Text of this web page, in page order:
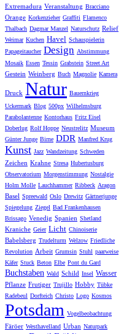
Extremadura Veranstaltung Bracciano
Orange Korkenzieher Graffiti Flamenco
Thalbach Dagmar Manzel Naturschutz Relief
Weimar Kuchen Havel Schauspielerin
Papageitaucher Design Abstimmung
Mosaik Essen Tessin Grabstein Street Art
Gestein Weinberg Buch Magnolie Kamera
Druck Natur Bauernkrieg
Uckermark Blog 500px Wilhelmsburg
Parabolantenne Kontorhaus Fritz Eisel
Doberlug Rolf Hoppe Neustrelitz Museum
Günter Junge Birne DDR Manfred Krug
Kunst Jazz Wandzeitung Schweden
Zeichen Krahne Stresa Hubertusburg
Observatorium Morgenstimmung Nostalgie
Holm Molle Lauchhammer Ribbeck Aragon
Basel Spreewald Oslo Drewitz Gärtnerjunge
Spiegelung Ziegel Bad Frankenhausen
Brissago Venedig Spanien Shetland
Kraniche Geier Licht Chinoiserie
Babelsberg Trudelturm Welzow Friedliche
Revolution Arbeit Grumsin Stuhl paarweise
Käfer Stuck Beton Elbe Pont du Gard
Buchstaben Wald Schild Insel Wasser
Pflanze Frutiger Trujillo Hobby Tübke
Radebeul Dorfteich Christo Logo Kosmos
Potsdam Vogelbeobachtung
Färöer Westhavelland Urban Naturpark